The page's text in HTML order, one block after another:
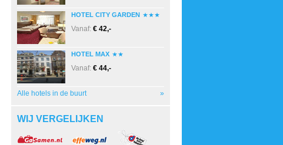
HOTEL CITY GARDEN
Vanaf: € 42,-
HOTEL MAX
Vanaf: € 44,-
Alle hotels in de buurt »
WIJ VERGELIJKEN